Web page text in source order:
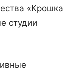
«Крошка
студии